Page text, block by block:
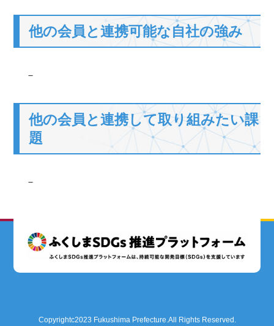
他の会員と連携可能な自社の強み
－
他の会員と連携して取り組みたい課
題
－
Copyrightc2023 Fukushima Prefecture.All Rights Reserved.